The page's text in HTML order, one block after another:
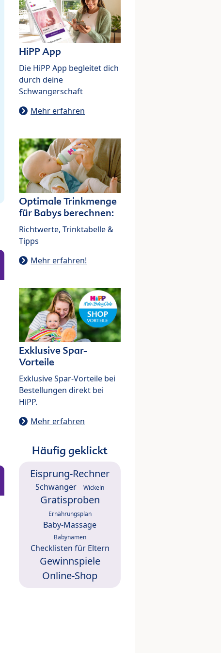
HiPP App
Die HiPP App begleitet dich
durch deine
Schwangerschaft
Mehr erfahren
Optimale Trinkmenge
für Babys berechnen:
Richtwerte, Trinktabelle &
Tipps
Mehr erfahren!
Exklusive Spar-
Vorteile
Exklusive Spar-Vorteile bei
Bestellungen direkt bei
HiPP.
Mehr erfahren
Häufig geklickt
Eisprung-Rechner
Schwanger Wickeln
Gratisproben
Ernährungsplan
Baby-Massage
Babynamen
Checklisten für Eltern
Gewinnspiele
Online-Shop